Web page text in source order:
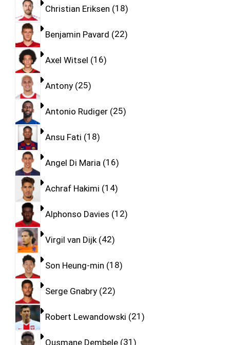
Christian Eriksen 18
Benjamin Pavard 22
Axel Witsel 16
Antony 25
Antonio Rudiger 25
Ansu Fati 18
Angel Di Maria 16
Achraf Hakimi 14
Alphonso Davies 12
Virgil van Dijk 42
Son Heung-min 18
Serge Gnabry 22
Robert Lewandowski 21
Ousmane Dembele 31